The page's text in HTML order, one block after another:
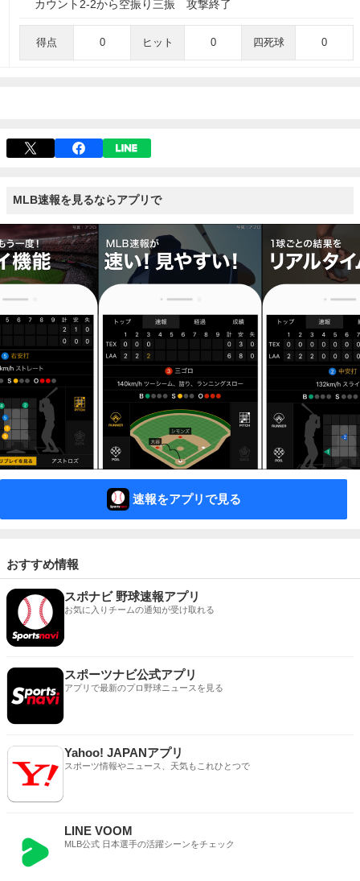
カウント2-2から空振り三振 攻撃終了
得点 0 ヒット 0 四死球 0
MLB速報を見るならアプリで
速報をアプリで見る
おすすめ情報
スポナビ 野球速報アプリ
お気に入りチームの通知が受け取れる
スポーツナビ公式アプリ
アプリで最新のプロ野球ニュースを見る
Yahoo! JAPANアプリ
スポーツ情報やニュース、天気もこれひとつで
LINE VOOM
MLB公式 日本選手の活躍シーンをチェック